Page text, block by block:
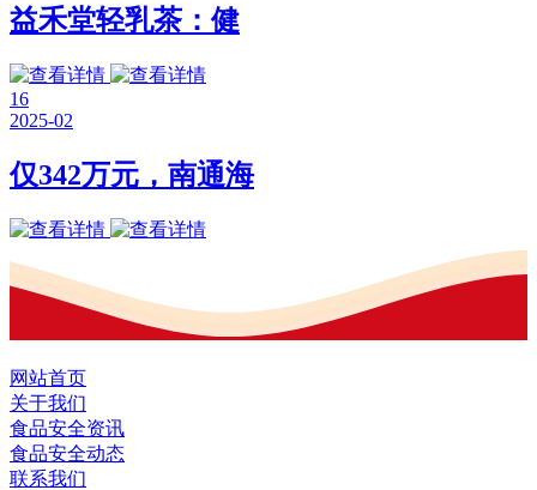
益禾堂轻乳茶：健
16
2025-02
仅342万元，南通海
网站首页
关于我们
食品安全资讯
食品安全动态
联系我们